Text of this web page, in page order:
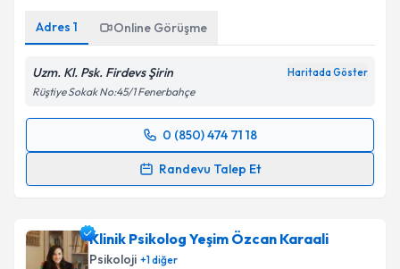
Adres 1 Online Görüşme
Uzm. Kl. Psk. Firdevs Şirin Haritada Göster
Rüştiye Sokak No:45/1 Fenerbahçe
0 (850) 474 71 18
Randevu Talep Et
Randevu Takvimi Talebi
için bir takvim hazırlandığında e-posta ile
bilgilendireceğiz.
Klinik Psikolog Yeşim Özcan Karaali
Psikoloji +1diğer